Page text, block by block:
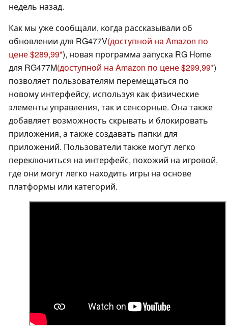
недель назад.
Как мы уже сообщали, когда рассказывали об
обновлении для RG477V(доступной на Amazon по
цене $289,99 ), новая программа запуска RG Home
для RG477M(доступной на Amazon по цене $299,99 )
позволяет пользователям перемещаться по
новому интерфейсу, используя как физические
элементы управления, так и сенсорные. Она также
добавляет возможность скрывать и блокировать
приложения, а также создавать папки для
приложений. Пользователи также могут легко
переключиться на интерфейс, похожий на игровой,
где они могут легко находить игры на основе
платформы или категорий.